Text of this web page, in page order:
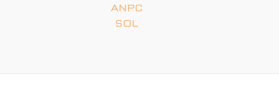
ANPC
SOL